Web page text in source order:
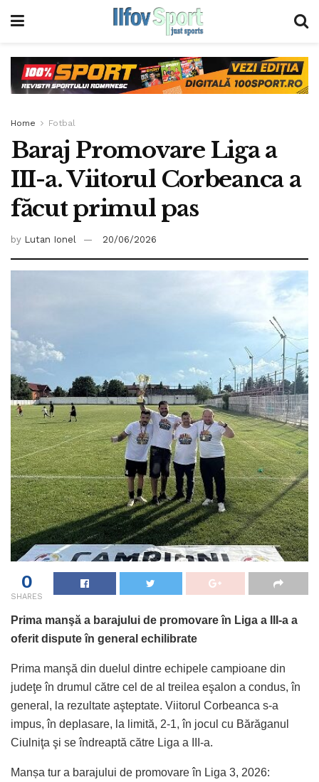
Home Fotbal
Baraj Promovare Liga a
III-a. Viitorul Corbeanca a
făcut primul pas
by Lutan Ionel 20/06/2026
0
SHARES
Prima manşă a barajului de promovare în Liga a III-a a
oferit dispute în general echilibrate
Prima manşă din duelul dintre echipele campioane din
judeţe în drumul către cel de al treilea eşalon a condus, în
general, la rezultate aşteptate. Viitorul Corbeanca s-a
impus, în deplasare, la limită, 2-1, în jocul cu Bărăganul
Ciulniţa şi se îndreaptă către Liga a III-a.
Manșa tur a barajului de promovare în Liga 3, 2026: